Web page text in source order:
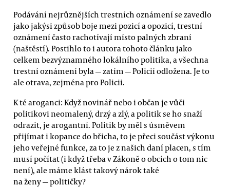
Podávání nejrůznějších trestních oznámení se zavedlo
jako jakýsi způsob boje mezi pozicí a opozicí, trestní
oznámení často rachotívají místo palných zbraní
(naštěstí). Postihlo to i autora tohoto článku jako
celkem bezvýznamného lokálního politika, a všechna
trestní oznámení byla — zatím — Policií odložena. Je to
ale otrava, zejména pro Policii.
K té aroganci: Když novinář nebo i občan je vůči
politikovi neomalený, drzý a zlý, a politik se ho snaží
odrazit, je arogantní. Politik by měl s úsměvem
přijímat i kopance do břicha, to je přeci součást výkonu
jeho veřejné funkce, za to je z našich daní placen, s tím
musí počítat (i když třeba v Zákoně o obcích o tom nic
není), ale máme klást takový nárok také
na ženy — političky?